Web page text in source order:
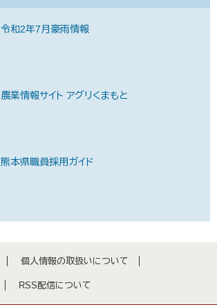
令和2年7月豪雨情報
農業情報サイト アグリくまもと
熊本県職員採用ガイド
個人情報の取扱いについて
RSS配信について